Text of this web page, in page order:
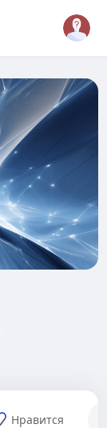
Нравится